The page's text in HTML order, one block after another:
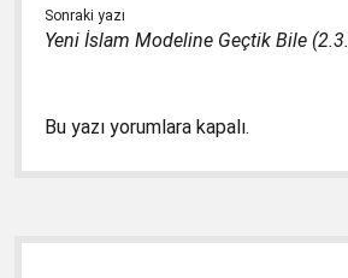
Sonraki yazı
Yeni İslam Modeline Geçtik Bile
Bu yazı yorumlara kapalı.
Yan